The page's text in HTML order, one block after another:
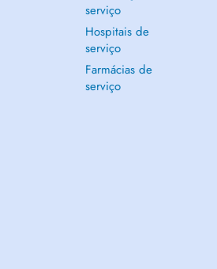
serviço
Hospitais de
serviço
Farmácias de
serviço